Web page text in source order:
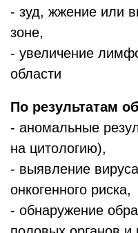
- зуд, жжение или
зоне,
- увеличение
области
По результатам
- аномальные
на цитологию),
- выявление
онкогенного риска,
- обнаружение